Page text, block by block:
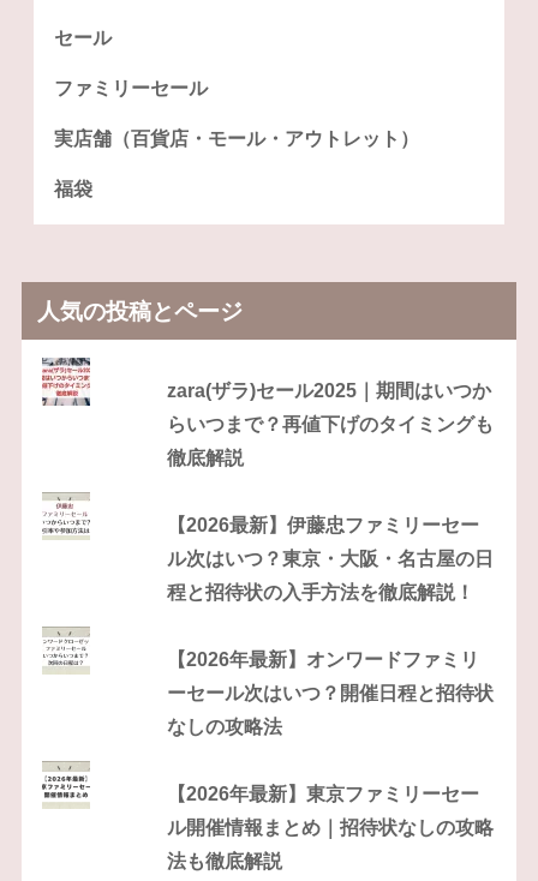
セール
ファミリーセール
実店舗（百貨店・モール・アウトレット）
福袋
人気の投稿とページ
zara(ザラ)セール2025｜期間はいつか
らいつまで？再値下げのタイミングも
徹底解説
【2026最新】伊藤忠ファミリーセー
ル次はいつ？東京・大阪・名古屋の日
程と招待状の入手方法を徹底解説！
【2026年最新】オンワードファミリ
ーセール次はいつ？開催日程と招待状
なしの攻略法
【2026年最新】東京ファミリーセー
ル開催情報まとめ｜招待状なしの攻略
法も徹底解説